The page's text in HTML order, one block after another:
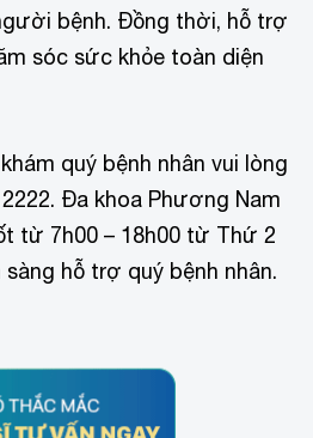
bệnh. Đồng thời, hỗ trợ
sóc sức khỏe toàn diện
quý bệnh nhân vui lòng
2222. Đa khoa Phương Nam
từ 7h00 – 18h00 từ Thứ 2
hỗ trợ quý bệnh nhân.